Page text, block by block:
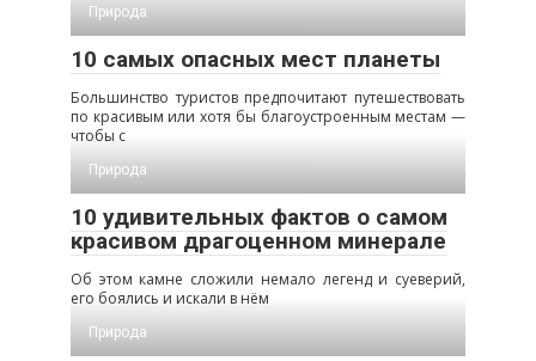
Природа
10 самых опасных мест планеты
Большинство туристов предпочитают путешествовать
по красивым или хотя бы благоустроенным местам —
чтобы с
Природа
10 удивительных фактов о самом
красивом драгоценном минерале
Об этом камне сложили немало легенд и суеверий,
его боялись и искали в нём
Природа